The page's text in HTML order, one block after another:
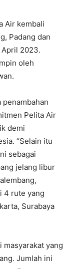
Air kembali
Padang dan
2023.
oleh
penambahan
Pelita Air
demi
“Selain itu
sebagai
jelang libur
4 rute yang
Surabaya
yang
Jumlah ini